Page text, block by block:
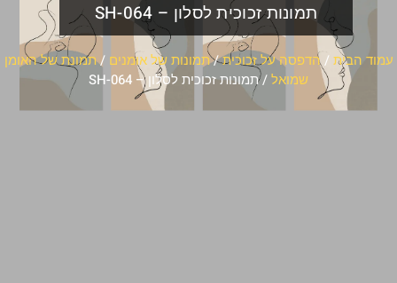
תמונות זכוכית לסלון – SH-064
עמוד הבית /הדפסה על זכוכית/תמונות של אומנים /תמונת של האומן
שמואל/ תמונות זכוכית לסלון – SH-064